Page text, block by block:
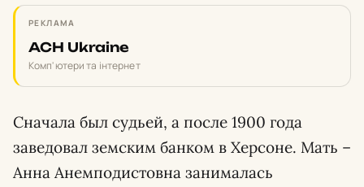
РЕКЛАМА
ACH Ukraine
Комп'ютери та інтернет
Сначала был судьей, а после 1900 года
заведовал земским банком в Херсоне. Мать –
Анна Анемподистовна занималась